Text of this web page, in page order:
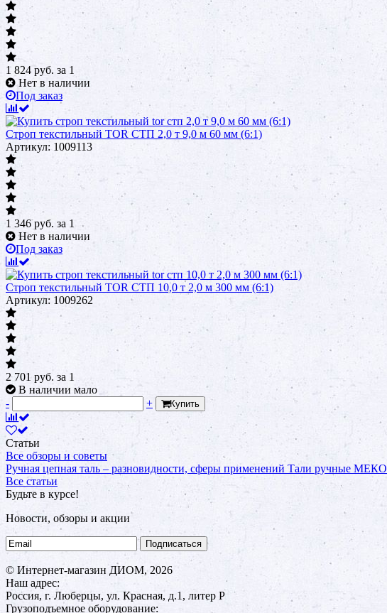
1 824 руб. за 1
Нет в наличии
Под заказ
Строп текстильный TOR СТП 2,0 т 9,0 м 60 мм (6:1)
Артикул: 1009113
1 346руб. за 1
Нет в наличии
Под заказ
Строп текстильный TOR СТП 10,0 т 2,0 м 300 мм (6:1)
Артикул: 1009262
2 701 руб. за 1
В наличии мало
-
+ Купить
Статьи
Все обзоры и советы
Ручная цепная таль – разновидности, сферы применений Тали ручные МЕКО
Все статьи
Будьте в курсе!
Новости, обзоры и акции
Подписаться
© Интернет-магазин ДИОМ, 2026
Наш адрес:
Россия, г. Люберцы, ул. Красная, д.1, литер Р
Грузоподъемное оборудование: